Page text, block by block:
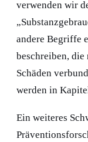
verwenden wir
andere Begriffe
beschreiben,
Schäden
werden in
Ein weiteres